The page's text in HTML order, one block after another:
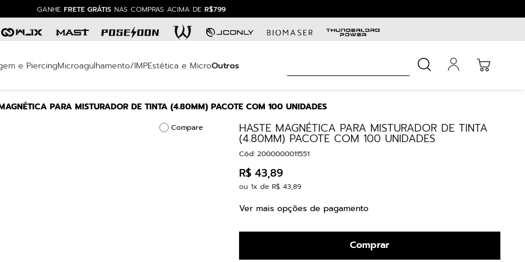
GANHE FRETE GRÁTIS NAS COMPRAS ACIMA DE R$799
e PiercingMicroagulhamento/IMPEstética e MicroOutros
PARA MISTURADOR DE TINTA (4.80MM) PACOTE COM 100 UNIDADES
Compare HASTE MAGNÉTICA PARA MISTURADOR DE TINTA
(4.80MM) PACOTE COM 100 UNIDADES
Cód: 2000000011551
R$ 43,89
ou 1x de R$ 43,89
Ver mais opções de pagamento
Comprar
buscados
gold